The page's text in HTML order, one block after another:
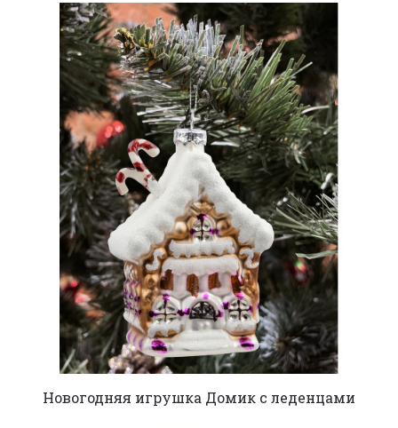
Новогодняя игрушка Домик с леденцами